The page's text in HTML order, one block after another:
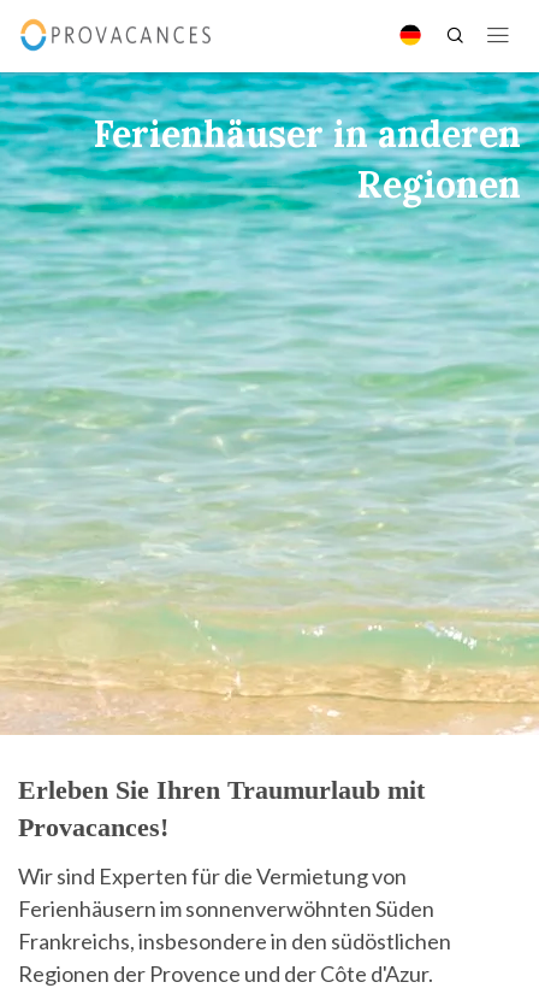
Ferienhäuser in anderen
Regionen
Erleben Sie Ihren Traumurlaub mit
Provacances!
Wir sind Experten für die Vermietung von
Ferienhäusern im sonnenverwöhnten Süden
Frankreichs, insbesondere in den südöstlichen
Regionen der Provence und der Côte d'Azur.